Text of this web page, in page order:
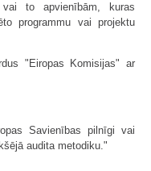
to apvienībām, kuras
programmu vai projektu
"Eiropas Komisijas" ar
Savienības pilnīgi vai
audita metodiku."